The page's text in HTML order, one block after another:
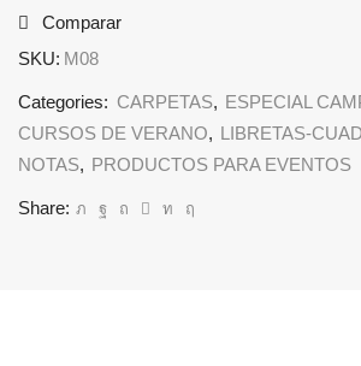
Comparar
SKU: M08
Categories: CARPETAS, ESPECIAL
CURSOS DE VERANO,
LIBRETAS-
NOTAS, PRODUCTOS PARA EVENTOS
Share: